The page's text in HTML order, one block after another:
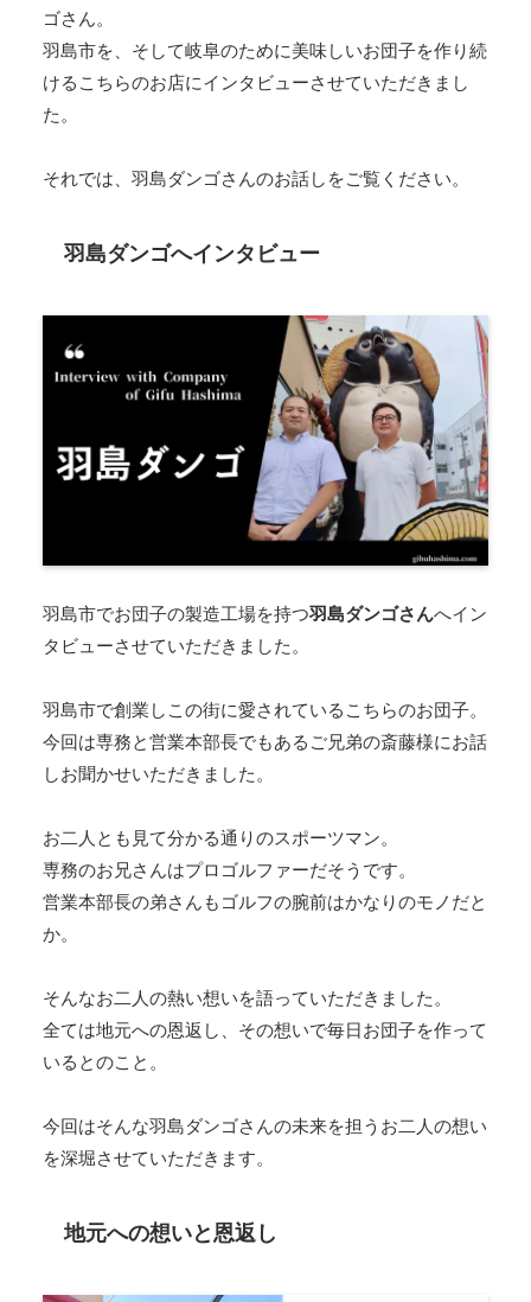
ゴさん。
羽島市を、そして岐阜のために美味しいお団子を作り続
けるこちらのお店にインタビューさせていただきまし
た。
それでは、羽島ダンゴさんのお話しをご覧ください。
羽島ダンゴへインタビュー
羽島市でお団子の製造工場を持つ羽島ダンゴさんへイン
タビューさせていただきました。
羽島市で創業しこの街に愛されているこちらのお団子。
今回は専務と営業本部長でもあるご兄弟の斎藤様にお話
しお聞かせいただきました。
お二人とも見て分かる通りのスポーツマン。
専務のお兄さんはプロゴルファーだそうです。
営業本部長の弟さんもゴルフの腕前はかなりのモノだと
か。
そんなお二人の熱い想いを語っていただきました。
全ては地元への恩返し、その想いで毎日お団子を作って
いるとのこと。
今回はそんな羽島ダンゴさんの未来を担うお二人の想い
を深堀させていただきます。
地元への想いと恩返し